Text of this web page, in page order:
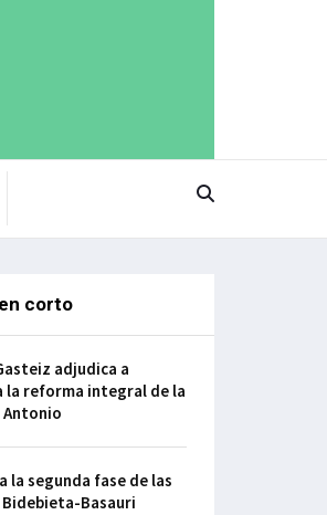
en corto
adjudica a
la reforma integral de la
Antonio
la segunda fase de las
Bidebieta-Basauri